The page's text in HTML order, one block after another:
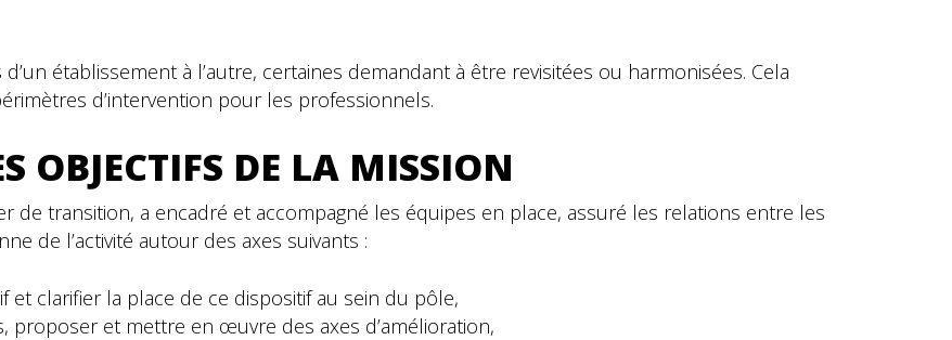
établissement à l’autre, certaines demandant à être revisitées ou harmonisées. Cela
d’intervention pour les professionnels.
DE LA MISSION
de transition, a encadré et accompagné les équipes en place, assuré les relations entre les
de l’activité autour des axes suivants :
et clarifier la place de ce dispositif au sein du pôle,
proposer et mettre en œuvre des axes d’amélioration,